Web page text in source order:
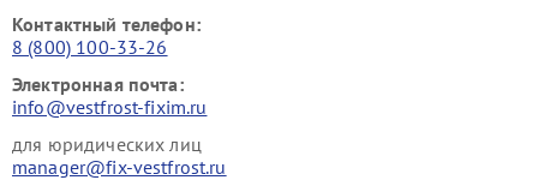
Контактный телефон:
8 (800) 100-33-26
Электронная почта:
info@vestfrost-fixim.ru
для юридических лиц
manager@fix-vestfrost.ru